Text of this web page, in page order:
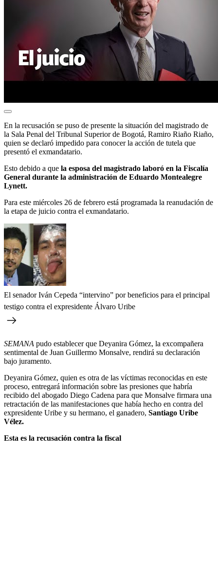
En la recusación se puso de presente la situación del magistrado de
la Sala Penal del Tribunal Superior de Bogotá, Ramiro Riaño Riaño,
quien se declaró impedido para conocer la acción de tutela que
presentó el exmandatario.
Esto debido a que la esposa del magistrado laboró en la Fiscalía
General durante la administración de Eduardo Montealegre
Lynett.
Para este miércoles 26 de febrero está programada la reanudación de
la etapa de juicio contra el exmandatario.
El senador Iván Cepeda “intervino” por beneficios para el principal
testigo contra el expresidente Álvaro Uribe
SEMANA pudo establecer que Deyanira Gómez, la excompañera
sentimental de Juan Guillermo Monsalve, rendirá su declaración
bajo juramento.
Deyanira Gómez, quien es otra de las víctimas reconocidas en este
proceso, entregará información sobre las presiones que habría
recibido del abogado Diego Cadena para que Monsalve firmara una
retractación de las manifestaciones que había hecho en contra del
expresidente Uribe y su hermano, el ganadero, Santiago Uribe
Vélez.
Esta es la recusación contra la fiscal